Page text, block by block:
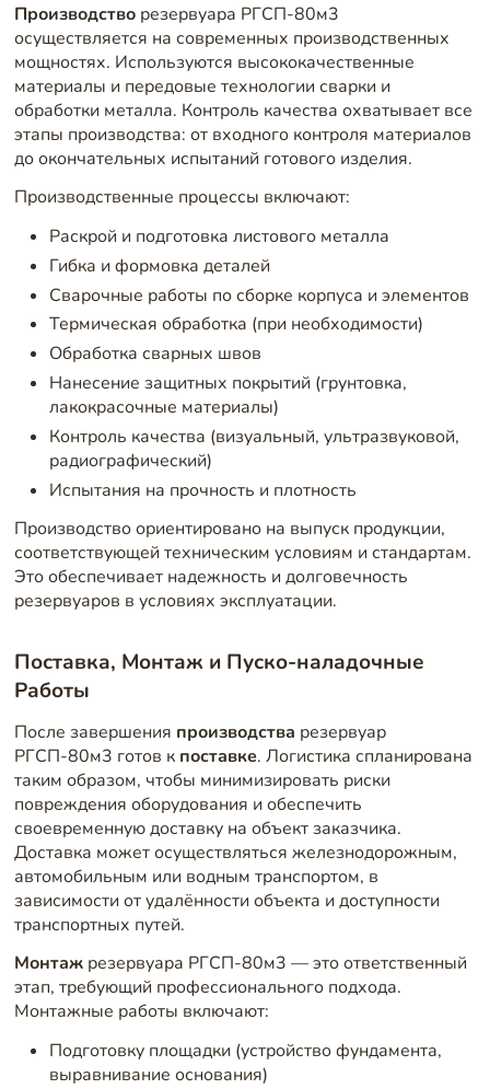
Производстворезервуара РГСП-80м3
осуществляется на современных производственных
мощностях. Используются высококачественные
материалы и передовые технологии сварки и
обработки металла. Контроль качества охватывает все
этапы производства: от входного контроля материалов
до окончательных испытаний готового изделия.
Производственные процессы включают:
Раскрой и подготовка листового металла
Гибка и формовка деталей
Сварочные работы по сборке корпуса и элементов
Термическая обработка (при необходимости)
Обработка сварных швов
Нанесение защитных покрытий (грунтовка,
лакокрасочные материалы)
Контроль качества (визуальный, ультразвуковой,
радиографический)
Испытания на прочность и плотность
Производство ориентировано на выпуск продукции,
соответствующей техническим условиям и стандартам.
Это обеспечивает надежность и долговечность
резервуаров в условиях эксплуатации.
Поставка, Монтаж и Пуско-наладочные
Работы
После завершения производства резервуар
РГСП-80м3 готов к поставке. Логистика спланирована
таким образом, чтобы минимизировать риски
повреждения оборудования и обеспечить
своевременную доставку на объект заказчика.
Доставка может осуществляться железнодорожным,
автомобильным или водным транспортом, в
зависимости от удалённости объекта и доступности
транспортных путей.
Монтажрезервуара РГСП-80м3 — это ответственный
этап, требующий профессионального подхода.
Монтажные работы включают:
Подготовку площадки (устройство фундамента,
выравнивание основания)